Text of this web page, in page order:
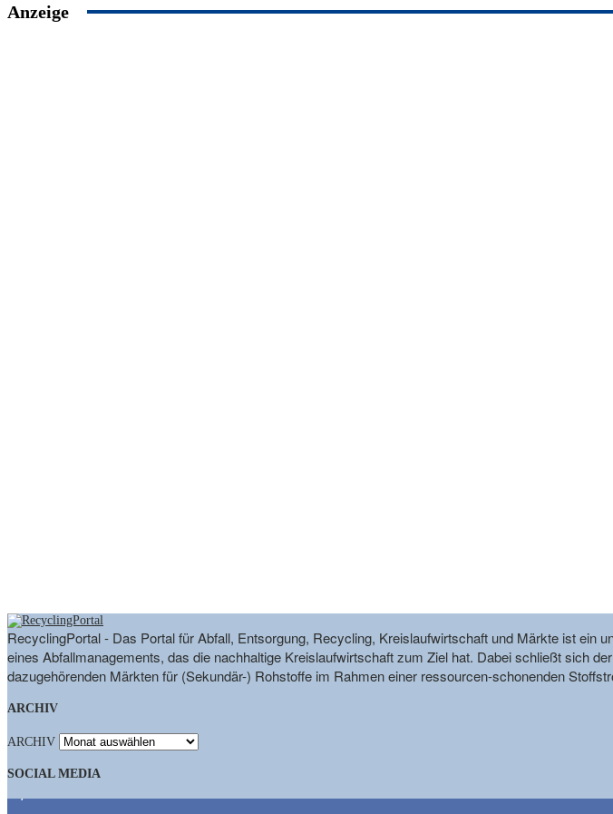
Anzeige
RecyclingPortal - Das Portal für Abfall, Entsorgung, Recycling, Kreislaufwirtschaft und Märkte ist
eines Abfallmanagements, das die nachhaltige Kreislaufwirtschaft zum Ziel hat. Dabei schließt sich
dazugehörenden Märkten für (Sekundär-) Rohstoffe im Rahmen einer ressourcen-schonenden
ARCHIV
ARCHIV
SOCIAL MEDIA